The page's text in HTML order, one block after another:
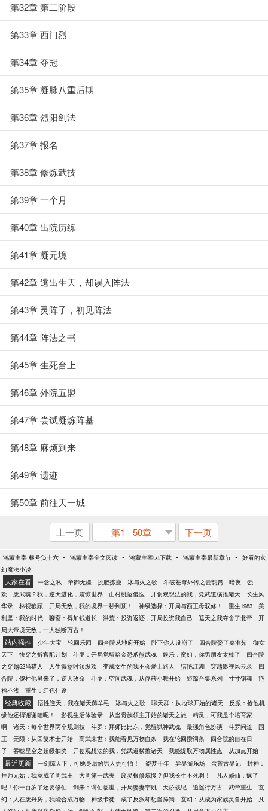
第32章 第二阶段
第33章 西门烈
第34章 夺冠
第35章 凝脉八重后期
第36章 烈阳剑法
第37章 报名
第38章 修炼武技
第39章 一个月
第40章 出院历练
第41章 凝元境
第42章 逃出生天，却误入阵法
第43章 灵阵子，初见阵法
第44章 阵法之书
第45章 生死台上
第46章 外院五盟
第47章 尝试凝炼阵基
第48章 麻烦到来
第49章 遗迹
第50章 前往天一城
上一页 第1 - 50章 下一页
鸿蒙主宰 根号负十六 - 鸿蒙主宰全文阅读 - 鸿蒙主宰txt下载 - 鸿蒙主宰最新章节 - 好看的玄
幻魔法小说
大家在看 一念之私 帝御无疆 挑肥拣瘦 冰与火之歌 斗破苍穹外传之云韵篇 暗夜
强
欢
废武魂？我，逆天进化，震惊世界 山村桃运傻医 开创观想法的我，凭武道横推诸天
长生风
华录
林视狼顾 开局无敌，我的境界一秒到顶！ 神级选择：开局与西王母双修！ 重生1983
美
利坚：我的时代
聊斋：得加钱道长 洪荒：投资返还，开局投资我自己 遮天之我夺舍了北帝
开
局大帝境无敌，一人独断万古！
站内强推 少年大宝 轮回乐园 四合院从地府开始 陛下你人设崩了 四合院娶了秦淮茹
御女
天下
快穿之拆官配计划 斗罗：开局觉醒暗金恐爪熊武魂 娱乐：蜜姐，你男朋友太棒了
四合院
之穿越52当猎人
人生得意时须纵欢 变成女生的我不会爱上路人 猎艳江湖 穿越影视风云录
四
合院：傻柱他舅来了，逆天改命
斗罗：空间武魂，从俘获小舞开始 短篇合集系列 寸寸销魂
艳
福不浅
重生：红色仕途
经典收藏 悟性逆天，我在诸天薅羊毛 冰与火之歌 聊天群：从地球开始的诸天
反派：抢他机
缘他还得谢谢咱呢！
影视生活体验录 从当贵族领主开始的诸天之旅
精灵，可我是个培育家
啊
诸天：每个世界两个规则技 斗罗：拜师比比东，觉醒弑神武魂 最强角色扮演 斗罗问道
国
王
无限：从回复术士开始 高武末世：我能看见万物血条 我在轮回攒词条
四合院的自在日
子
吞噬星空之超级抽奖 开创观想法的我，凭武道横推诸天 我能提取万物属性点 从加点开始
最近更新 一剑惊天下，可她身后的男人更可怕！ 盗梦千年 异界游乐场 蛮荒古界记
封神：
拜师元始，我竟成了周武王
大周第一武夫 废灵根修炼慢？但我长生不死啊！
凡人修仙：疯了
吧！你一百岁了还要修仙
剑来：谪仙临世，开局娶妻宁姚 天骄战纪 逍遥行万古 武帝重生
玄
幻：人在废丹房，我能合成万物
神级卡徒 成了反派却想当舔狗 玄幻：从成为家族灵兽开始
凡